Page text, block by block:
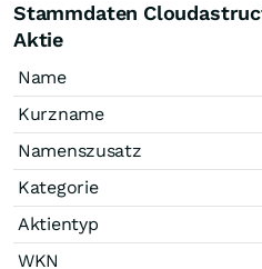
Stammdaten
Aktie
Name
Kurzname
Namenszusatz
Kategorie
Aktientyp
WKN